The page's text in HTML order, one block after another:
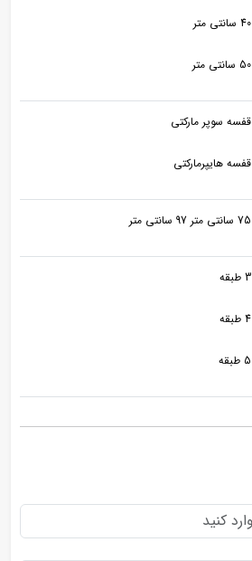
40 سانتی متر
50 سانتی متر
قفسه سوپر مارکتی
قفسه هایپرمارکتی
75 سانتی متر 97 سانتی متر
3 طبقه
4 طبقه
5 طبقه